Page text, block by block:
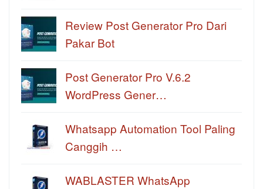
Review Post Generator Pro Dari
Pakar Bot
Post Generator Pro V.6.2
WordPress Gener…
Whatsapp Automation Tool Paling
Canggih …
WABLASTER WhatsApp